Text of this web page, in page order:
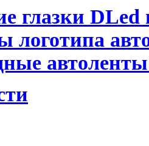
глазки DLed
логотипа